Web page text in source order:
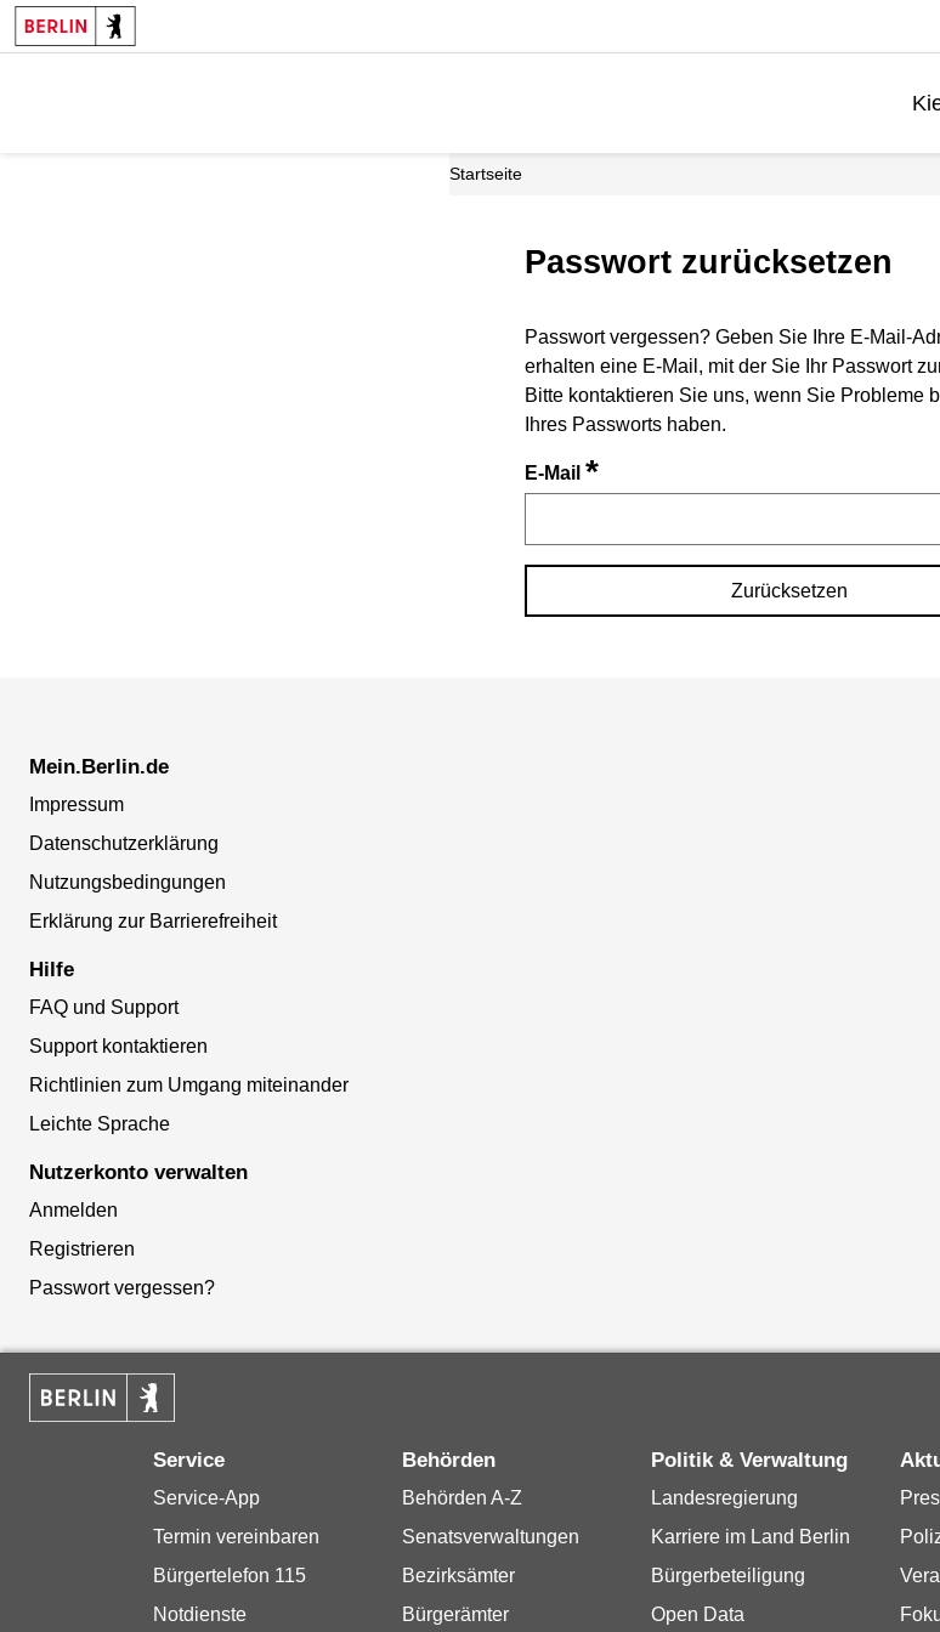
Startseite
Passwort zurücksetzen
Passwort vergessen? Geben Sie Ihre E-Mail-
erhalten eine E-Mail, mit der Sie Ihr Passwort
Bitte kontaktieren Sie uns, wenn Sie Probleme
Ihres Passworts haben.
E-Mail *
Zurücksetzen
Mein.Berlin.de
Impressum
Datenschutzerklärung
Nutzungsbedingungen
Erklärung zur Barrierefreiheit
Hilfe
FAQ und Support
Support kontaktieren
Richtlinien zum Umgang miteinander
Leichte Sprache
Nutzerkonto verwalten
Anmelden
Registrieren
Passwort vergessen?
Service
Service-App
Termin vereinbaren
Bürgertelefon 115
Notdienste
Behörden
Behörden A-Z
Senatsverwaltungen
Bezirksämter
Bürgerämter
Politik & Verwaltung
Landesregierung
Karriere im Land Berlin
Bürgerbeteiligung
Open Data